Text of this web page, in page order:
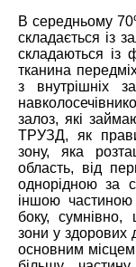
В середньому
складається із
складаються із
тканина
з внутрішніх
залоз, які
ТРУЗД, як
зону, яка
область, від
однорідною за
іншою
боку,сумнівно,
зони у здорових
основним місцем